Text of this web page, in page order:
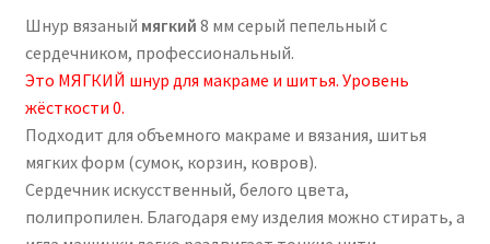
Шнур вязаный мягкий 8 мм серый пепельный с
сердечником, профессиональный.
Это МЯГКИЙ шнур для макраме и шитья. Уровень
жёсткости 0.
Подходит для объемного макраме и вязания, шитья
мягких форм (сумок, корзин, ковров).
Сердечник искусственный, белого цвета,
полипропилен. Благодаря ему изделия можно стирать, а